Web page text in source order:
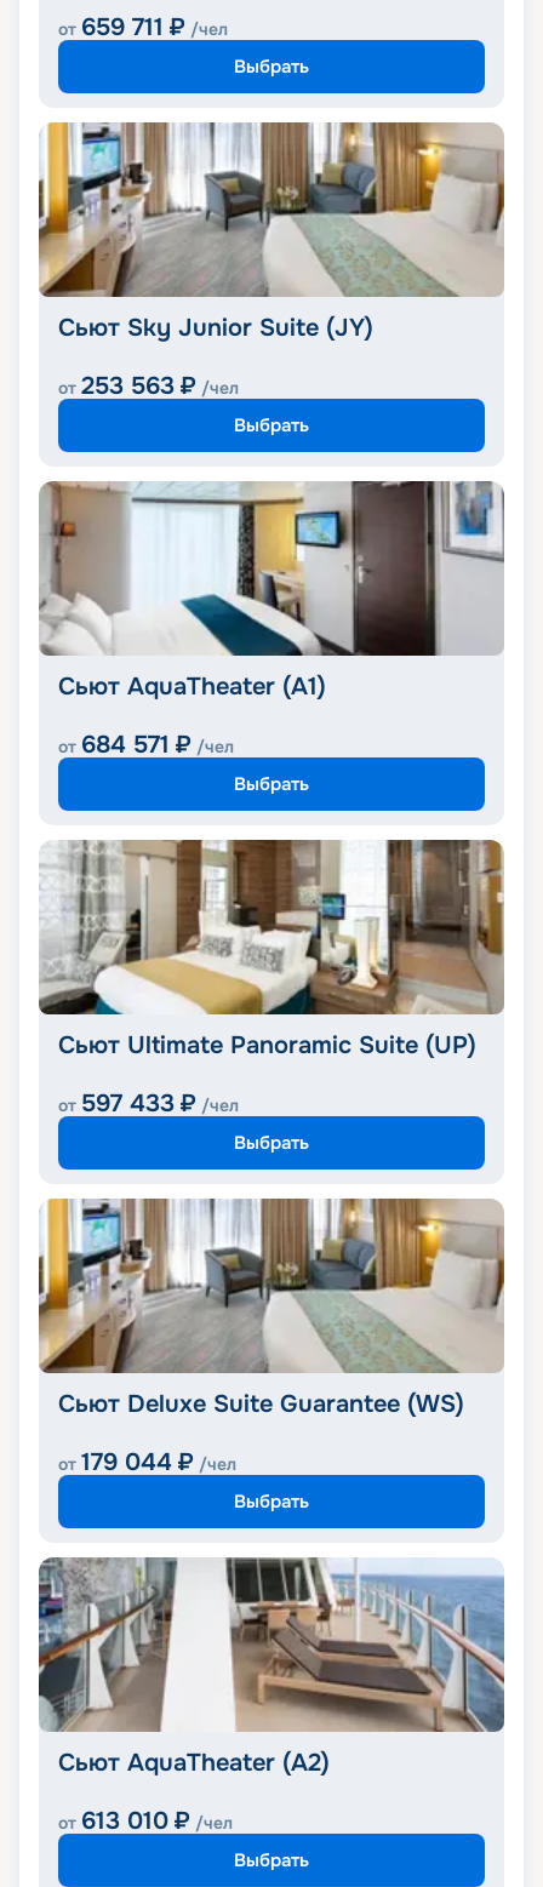
от 659 711 ₽ /чел
Выбрать
Сьют Sky Junior Suite (JY)
от 253 563 ₽ /чел
Выбрать
Сьют AquaTheater (A1)
от 684 571 ₽ /чел
Выбрать
Сьют Ultimate Panoramic Suite (UP)
от 597 433 ₽ /чел
Выбрать
Сьют Deluxe Suite Guarantee (WS)
от 179 044 ₽ /чел
Выбрать
Сьют AquaTheater (A2)
от 613 010 ₽ /чел
Выбрать